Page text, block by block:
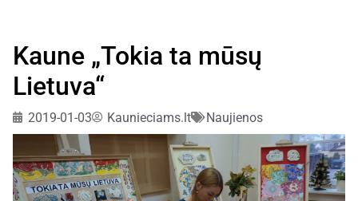
Kaune „Tokia ta mūsų
Lietuva“
2019-01-03 Kaunieciams.lt Naujienos